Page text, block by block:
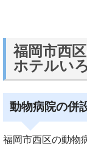
福岡市西
ホテルい
動物病院の併
福岡市西区の動物